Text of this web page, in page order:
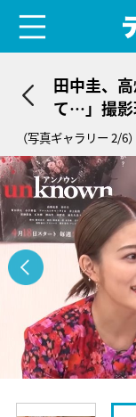
田中圭、
て…」撮影
（写真ギャラリー 2/6）